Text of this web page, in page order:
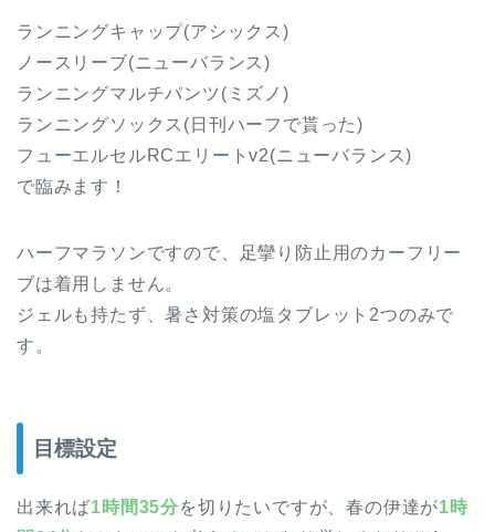
ランニングキャップ(アシックス)
ノースリーブ(ニューバランス)
ランニングマルチパンツ(ミズノ)
ランニングソックス(日刊ハーフで貰った)
フューエルセルRCエリートv2(ニューバランス)
で臨みます！
ハーフマラソンですので、足攣り防止用のカーフリー
ブは着用しません。
ジェルも持たず、暑さ対策の塩タブレット2つのみで
す。
目標設定
出来れば1時間35分を切りたいですが、春の伊達が1時